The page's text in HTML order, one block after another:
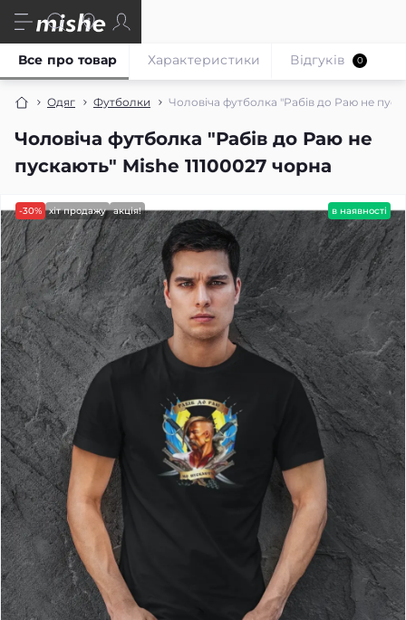
Одяг Футболки Чоловіча футболка "Рабів до Раю не
Чоловіча футболка "Рабів до Раю не
пускають" Mishe 11100027 чорна
Все про товар Характеристики Відгуків 0
-30% хіт продажу акція! в наявності